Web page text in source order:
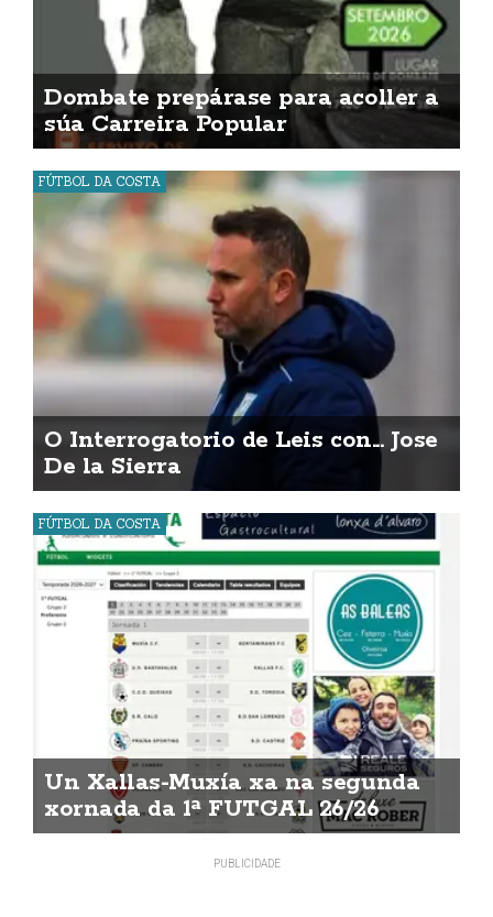
Dombate prepárase para acoller a
súa Carreira Popular
FÚTBOL DA COSTA
O Interrogatorio de Leis con... Jose
De la Sierra
FÚTBOL DA COSTA
Un Xallas-Muxía xa na segunda
xornada da 1ª FUTGAL 26/26